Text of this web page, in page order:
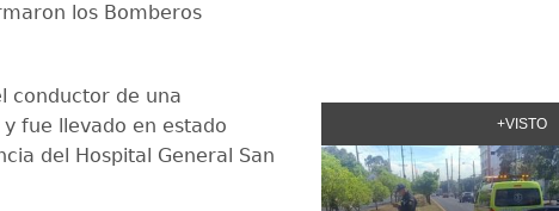
los Bomberos
conductor de una
fue llevado en estado
del Hospital General San
+VISTO